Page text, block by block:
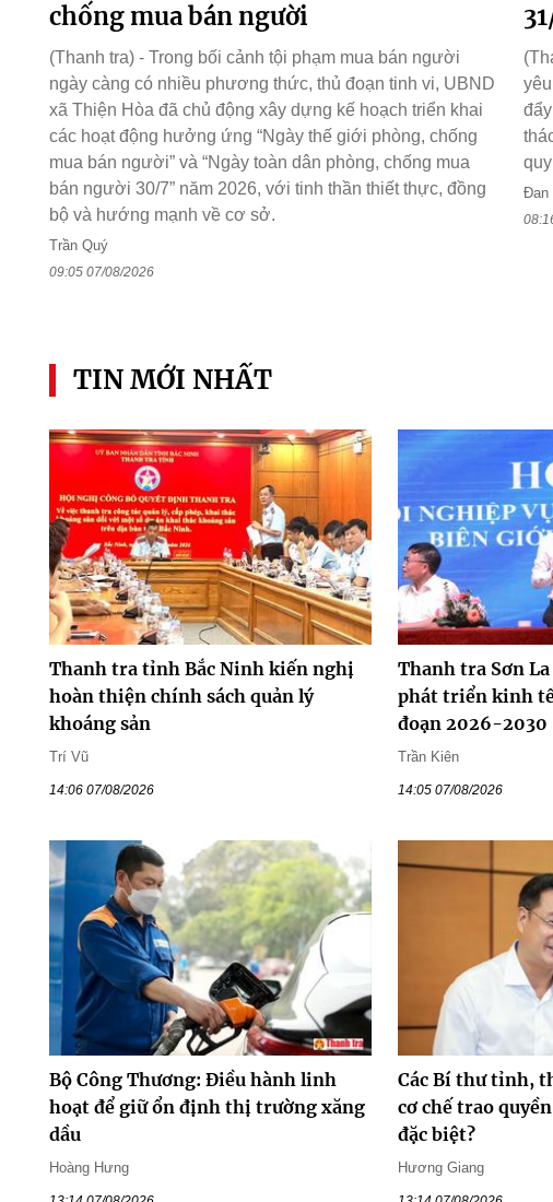
chống mua bán người
(Thanh tra) - Trong bối cảnh tội phạm mua bán người
ngày càng có nhiều phương thức, thủ đoạn tinh vi, UBND
xã Thiện Hòa đã chủ động xây dựng kế hoạch triển khai
các hoạt động hưởng ứng “Ngày thế giới phòng, chống
mua bán người” và “Ngày toàn dân phòng, chống mua
bán người 30/7” năm 2026, với tinh thần thiết thực, đồng
bộ và hướng mạnh về cơ sở.
Trần Quý
09:05 07/08/2026
Đan
TIN MỚI NHẤT
Thanh tra tỉnh Bắc Ninh kiến nghị
hoàn thiện chính sách quản lý
khoáng sản
Trí Vũ
14:06 07/08/2026
Thanh tra Sơn
phát triển kinh
đoạn 2026-2030
Trần Kiên
14:05 07/08/2026
Bộ Công Thương: Điều hành linh
hoạt để giữ ổn định thị trường xăng
dầu
Hoàng Hưng
Các Bí thư tỉnh,
cơ chế trao
đặc biệt?
Hương Giang